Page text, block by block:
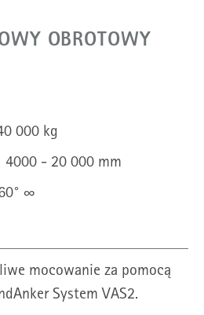
OBROTOWY
000 kg
4000 - 20 000 mm
∞
mocowanie za pomocą
System VAS2.